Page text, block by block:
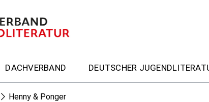
DACHVERBAND DEUTSCHER
Henny & Ponger